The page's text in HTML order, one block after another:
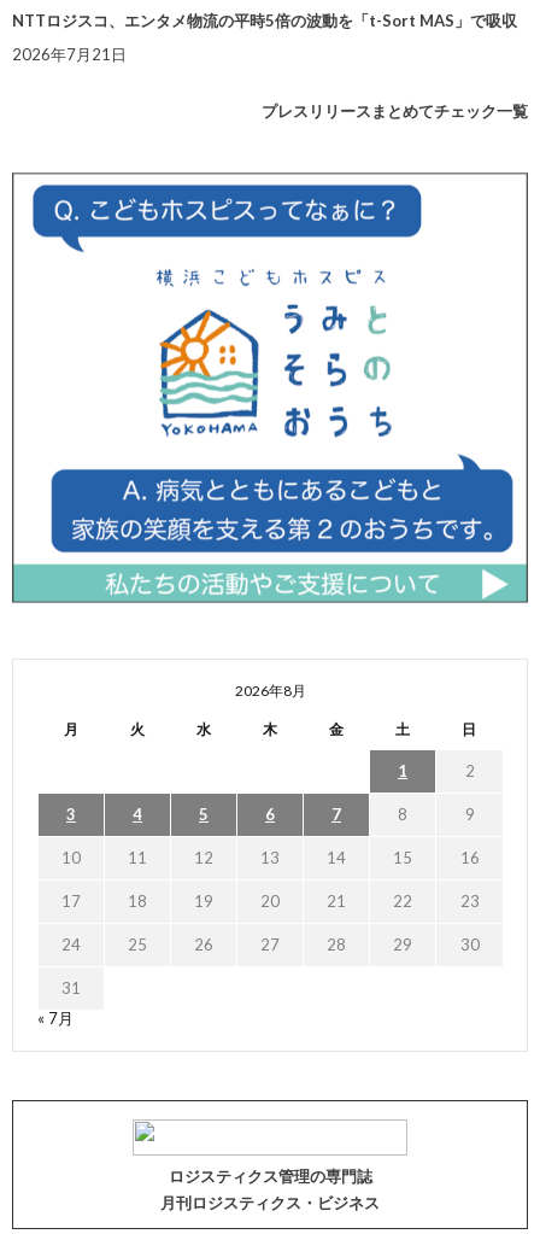
NTTロジスコ、エンタメ物流の平時5倍の波動を「t-Sort MAS」で吸収
2026年7月21日
プレスリリースまとめてチェック一覧
2026年8月
月 火 水 木 金 土 日
1 2
3 4 5 6 7 8 9
10 11 12 13 14 15 16
17 18 19 20 21 22 23
24 25 26 27 28 29 30
31
« 7月
ロジスティクス管理の専門誌
月刊ロジスティクス・ビジネス